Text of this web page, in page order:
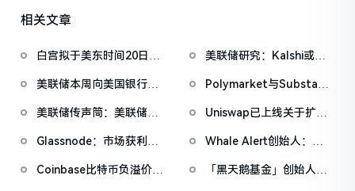
相关文章
白宫拟于美东时间20日上
问题会议
美联储研究：Kalshi或可
工具
美联储本周向美国银行体
冠疫情以来第四大流动性
注入
Polymarket与Substack
数据至新闻内容
美联储传声筒：美联储纪
表，反映其对通胀路径信
心减弱
Uniswap已上线关于扩大
Glassnode：市场获利了
恐慌性抛售区间
Whale Alert创始人：
2023年底，或临近三年盈
Coinbase比特币负溢价已
「黑天鹅基金」创始人：